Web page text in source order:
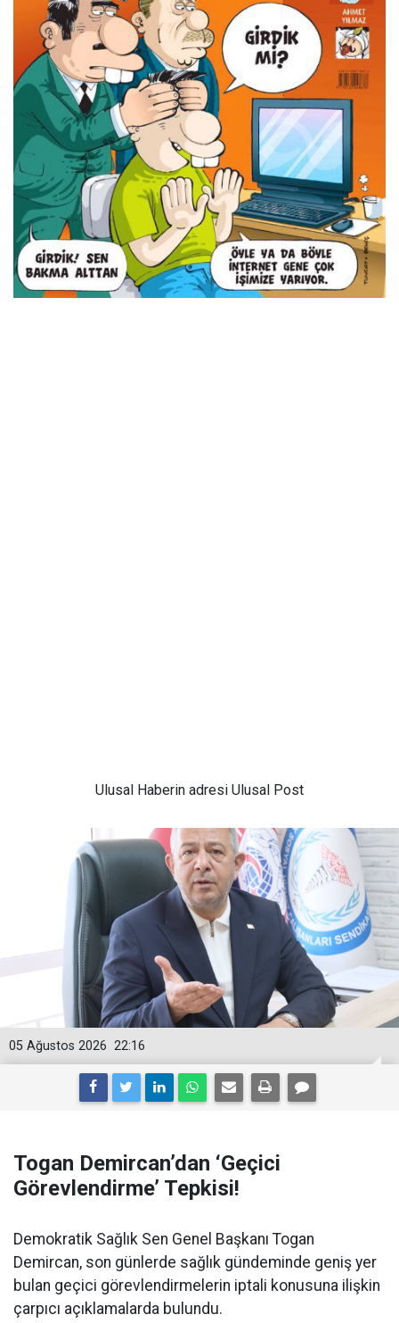
Ulusal Haberin adresi Ulusal Post
22:16
05 Ağustos 2026
Togan Demircan’dan ‘Geçici
Görevlendirme’ Tepkisi!
Demokratik Sağlık Sen Genel Başkanı Togan
Demircan, son günlerde sağlık gündeminde geniş yer
bulan geçici görevlendirmelerin iptali konusuna ilişkin
çarpıcı açıklamalarda bulundu.